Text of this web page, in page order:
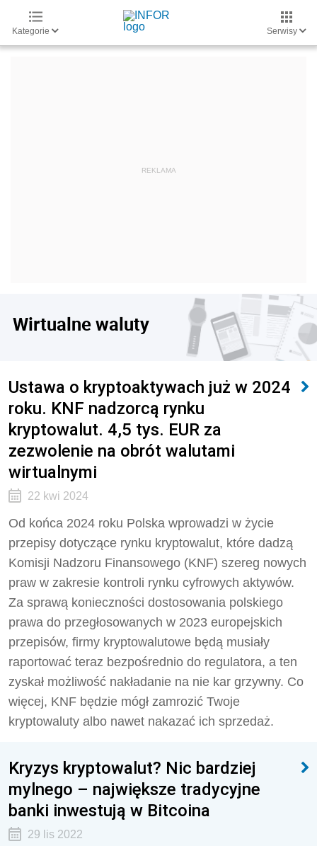
Kategorie Serwisy
Wirtualne waluty
Ustawa o kryptoaktywach już w 2024
roku. KNF nadzorcą rynku
kryptowalut. 4,5 tys. EUR za
zezwolenie na obrót walutami
wirtualnymi
22 kwi 2024
Od końca 2024 roku Polska wprowadzi w życie
przepisy dotyczące rynku kryptowalut, które dadzą
Komisji Nadzoru Finansowego (KNF) szereg nowych
praw w zakresie kontroli rynku cyfrowych aktywów.
Za sprawą konieczności dostosowania polskiego
prawa do przegłosowanych w 2023 europejskich
przepisów, firmy kryptowalutowe będą musiały
raportować teraz bezpośrednio do regulatora, a ten
zyskał możliwość nakładanie na nie kar grzywny. Co
więcej, KNF będzie mógł zamrozić Twoje
kryptowaluty albo nawet nakazać ich sprzedaż.
Kryzys kryptowalut? Nic bardziej
mylnego – największe tradycyjne
banki inwestują w Bitcoina
29 lis 2022